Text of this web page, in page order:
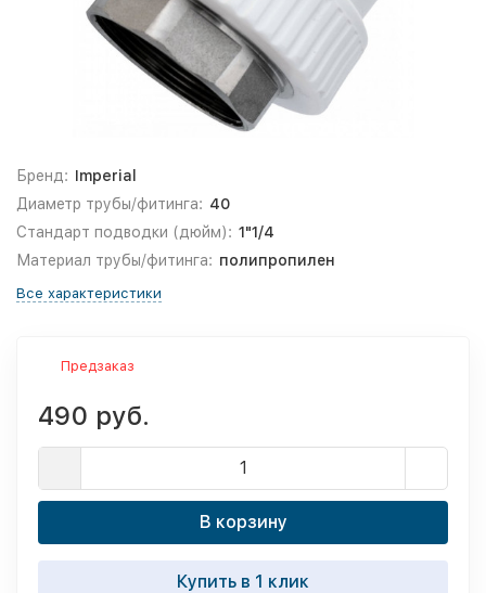
Бренд: Imperial
Диаметр трубы/фитинга: 40
Стандарт подводки (дюйм): 1"1/4
Материал трубы/фитинга: полипропилен
Все характеристики
Предзаказ
490 руб.
В корзину
Купить в 1 клик